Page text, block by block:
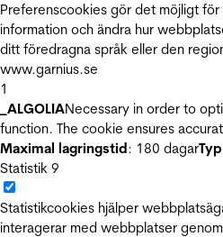
Preferenscookies gör det möjligt
information och ändra hur
ditt föredragna språk eller den
www.garnius.se
1
_ALGOLIANecessary in order to
function. The cookie ensures
Maximal lagringstid: 180 dagarTyp
Statistik 9
Statistikcookies hjälper
interagerar med webbplatser